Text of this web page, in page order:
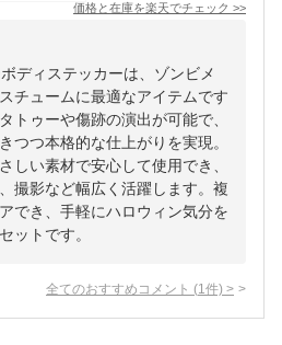
価格と在庫を楽天でチェック >>
ディステッカーは、ゾンビメ
チュームに最適なアイテムです
トゥーや傷跡の演出が可能で、
つつ本格的な仕上がりを実現。
しい素材で安心して使用でき、
撮影など幅広く活躍します。複
でき、手軽にハロウィン気分を
ットです。
全てのおすすめコメント (1 件) >